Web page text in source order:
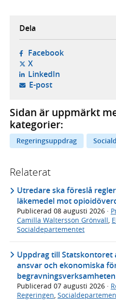
Dela
Facebook- öppnas i ny
X- öppnas i ny flik,
LinkedIn- öppnas i ny
E-post- öppnar din e-
Sidan är uppmärkt
kategorier:
Regeringsuppdrag
Relaterat
Utredare ska föreslå
läkemedel mot
Publicerad 08 augusti 2026 ·
Camilla Waltersson Grönvall,
Socialdepartementet
Uppdrag till Statskontoret
ansvar och ekonomiska
begravningsverksamheten
Publicerad 07 augusti 2026 ·
Regeringen,